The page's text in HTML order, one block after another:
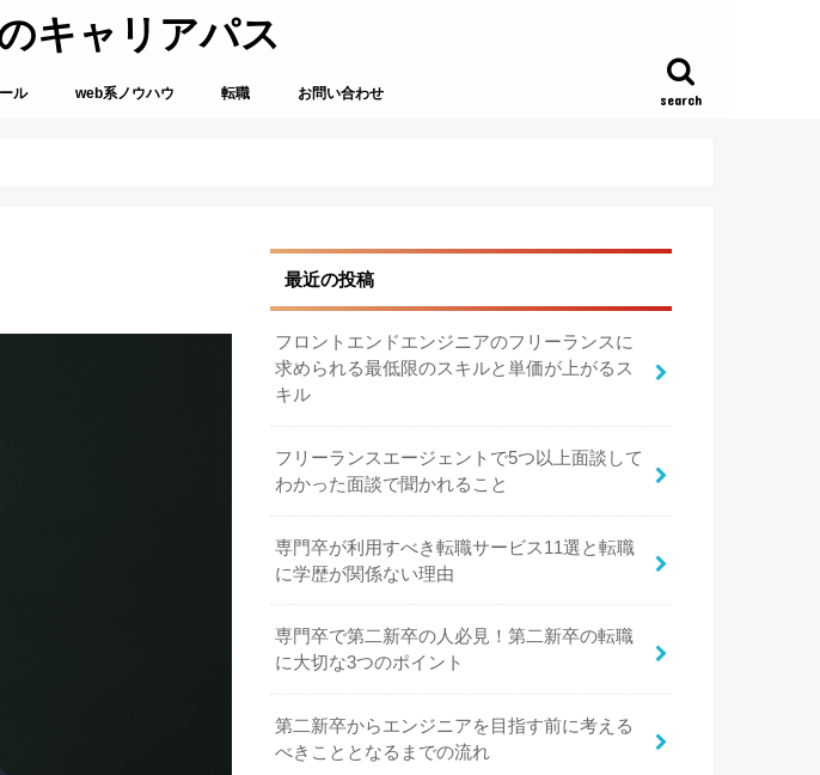
キャリアパス
search
ル web系ノウハウ 転職 お問い合わせ
最近の投稿
フロントエンドエンジニアのフリーランスに
求められる最低限のスキルと単価が上がるス
キル
フリーランスエージェントで5つ以上面談して
わかった面談で聞かれること
専門卒が利用すべき転職サービス11選と転職
に学歴が関係ない理由
専門卒で第二新卒の人必見！第二新卒の転職
に大切な3つのポイント
第二新卒からエンジニアを目指す前に考える
べきこととなるまでの流れ